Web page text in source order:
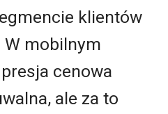
klientów
mobilnym
cenowa
ale za to